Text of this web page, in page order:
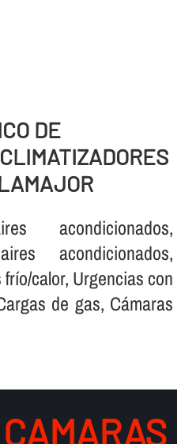
DE
acondicionados,
acondicionados,
calor, Urgencias con
de gas, Cámaras